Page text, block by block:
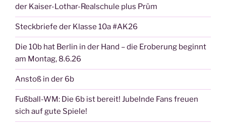
der Kaiser-Lothar-Realschule plus Prüm
Steckbriefe der Klasse 10a #AK26
Die 10b hat Berlin in der Hand – die Eroberung beginnt
am Montag, 8.6.26
Anstoß in der 6b
Fußball-WM: Die 6b ist bereit! Jubelnde Fans freuen
sich auf gute Spiele!